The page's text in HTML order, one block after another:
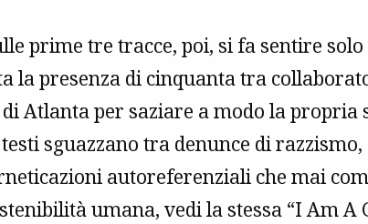
prime tre tracce, poi, si fa sentire
la presenza di cinquanta tra
Atlanta per saziare a modo la propria
sguazzano tra denunce di
autoreferenziali che mai
umana, vedi la stessa “I Am A